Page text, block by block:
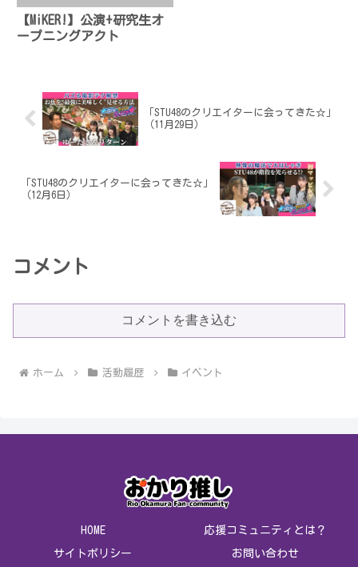
【MiKER!】公演+研究生オ
ープニングアクト
「STU48のクリエイターに会ってきた☆」
（11月29日）
「STU48のクリエイターに会ってきた☆」
（12月6日）
コメント
コメントを書き込む
ホーム 活動履歴 イベント
HOME 応援コミュニティとは？
サイトポリシー お問い合わせ